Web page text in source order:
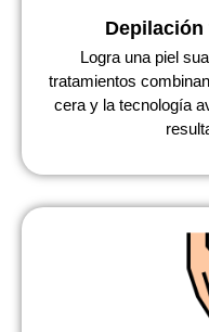
Logra una piel
tratamientos
cera y la tecnología